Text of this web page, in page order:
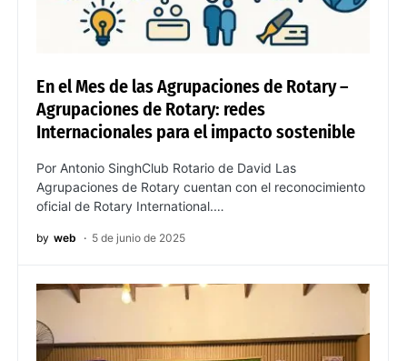
En el Mes de las Agrupaciones de Rotary –
Agrupaciones de Rotary: redes
Internacionales para el impacto sostenible
Por Antonio SinghClub Rotario de David Las
Agrupaciones de Rotary cuentan con el reconocimiento
oficial de Rotary International.…
by web 5 de junio de 2025